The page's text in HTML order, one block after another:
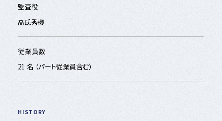
監査役
高氏秀機
従業員数
21 名 （パート従業員含む）
HISTORY